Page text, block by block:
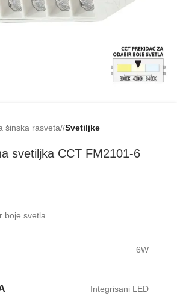
šinska rasveta/ Svetiljke
svetiljka CCT FM2101-⁠6
boje svetla.
6W
Integrisani LED